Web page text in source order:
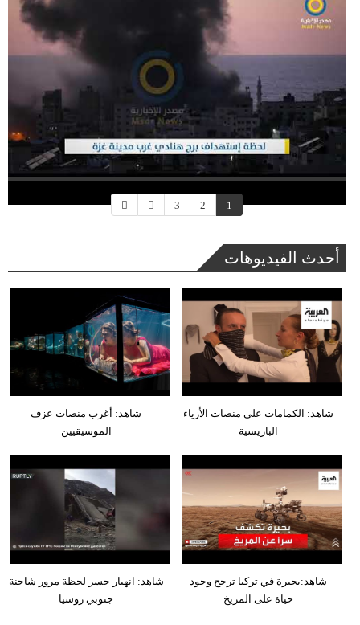
1
2
3
أحدث الفيديوهات
شاهد: أغرب منصات عزف
الموسيقيين
شاهد: الكمامات على منصات الأزياء
الباريسية
شاهد: انهيار جسر لحظة مرور شاحنة
جنوبي روسيا
شاهد:بحيرة في تركيا ترجح وجود
حياة على المريخ